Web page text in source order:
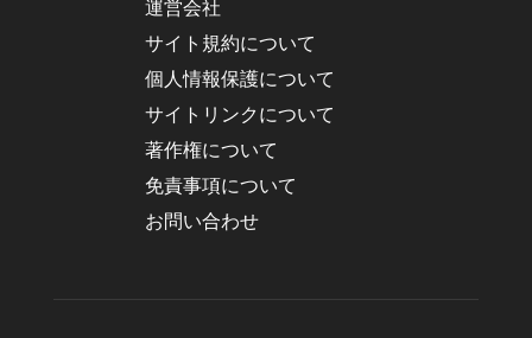
運営会社
サイト規約について
個人情報保護について
サイトリンクについて
著作権について
免責事項について
お問い合わせ